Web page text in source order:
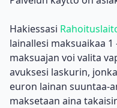
Hakiessasi
lainallesi maksuaikaa
maksuajan voi valita
avuksesi laskurin,
euron lainan suuntaa-
maksetaan aina